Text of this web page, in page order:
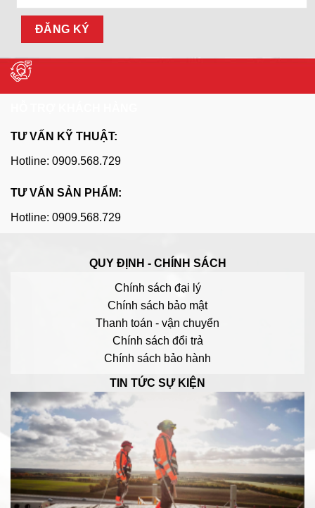
TƯ VẤN KỸ THUẬT:
Hotline: 0909.568.729
TƯ VẤN SẢN PHẨM:
Hotline: 0909.568.729
QUY ĐỊNH - CHÍNH SÁCH
Chính sách đại lý
Chính sách bảo mật
Thanh toán - vận chuyển
Chính sách đổi trả
Chính sách bảo hành
TIN TỨC SỰ KIỆN